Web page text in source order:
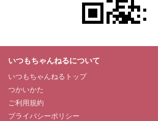
いつもちゃんねるについて
いつもちゃんねるトップ
つかいかた
ご利用規約
プライバシーポリシー